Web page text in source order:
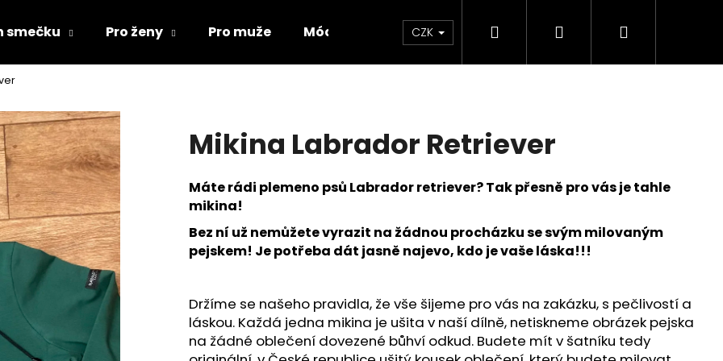
smečku Pro ženy Pro muže Módní doplňky Novinky Můj blog
CZK Hledat PřihlášeníNákupní
Mikina Labrador Retriever
Máte rádi plemeno psů Labrador retriever? Tak přesně pro vás je tahle
mikina!
Bez ní už nemůžete vyrazit na žádnou procházku se svým milovaným
pejskem! Je potřeba dát jasně najevo, kdo je vaše láska!!!
Držíme se našeho pravidla, že vše šijeme pro vás na zakázku, s pečlivostí a
láskou. Každá jedna mikina je ušita v naší dílně, netiskneme obrázek pejska
na žádné oblečení dovezené bůhví odkud. Budete mít v šatníku tedy
Co potřebujete najít?
HLEDAT
Doporučujeme
ŽUPAN PRO PSA
MIKINY FLAT COATED RETRIEVER